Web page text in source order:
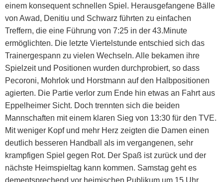
einem konsequent schnellen Spiel. Herausgefangene Bälle
von Awad, Denitiu und Schwarz führten zu einfachen
Treffern, die eine Führung von 7:25 in der 43.Minute
ermöglichten. Die letzte Viertelstunde entschied sich das
Trainergespann zu vielen Wechseln. Alle bekamen ihre
Spielzeit und Positionen wurden durchprobiert, so dass
Pecoroni, Mohrlok und Horstmann auf den Halbpositionen
agierten. Die Partie verlor zum Ende hin etwas an Fahrt aus
Eppelheimer Sicht. Doch trennten sich die beiden
Mannschaften mit einem klaren Sieg von 13:30 für den TVE.
Mit weniger Kopf und mehr Herz zeigten die Damen einen
deutlich besseren Handball als im vergangenen, sehr
krampfigen Spiel gegen Rot. Der Spaß ist zurück und der
nächste Heimspieltag kann kommen. Samstag geht es
dementsprechend vor heimischen Publikum um 15 Uhr